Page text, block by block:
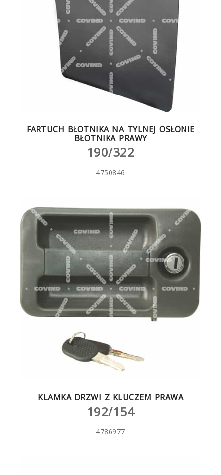
FARTUCH BŁOTNIKA NA TYLNEJ OSŁONIE
BŁOTNIKA PRAWY
190/322
4750846
KLAMKA DRZWI Z KLUCZEM PRAWA
192/154
4786977